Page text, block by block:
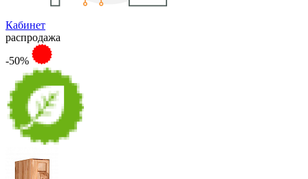
Кабинет
распродажа
-50%